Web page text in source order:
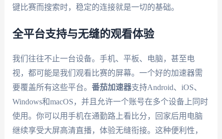
键比赛而搜索时，稳定的连接就是一切的基础。
全平台支持与无缝的观看体验
我们往往不止一台设备。手机、平板、电脑，甚至电
视，都可能是我们观看比赛的屏幕。一个好的加速器需
要覆盖所有这些平台。 番茄加速器支持Android、iOS、
Windows和macOS，并且允许一个账号在多个设备上同时
使用。你可以用手机在通勤路上看比分，回家后用电脑
继续享受大屏高清直播，体验无缝衔接。这种便利性，